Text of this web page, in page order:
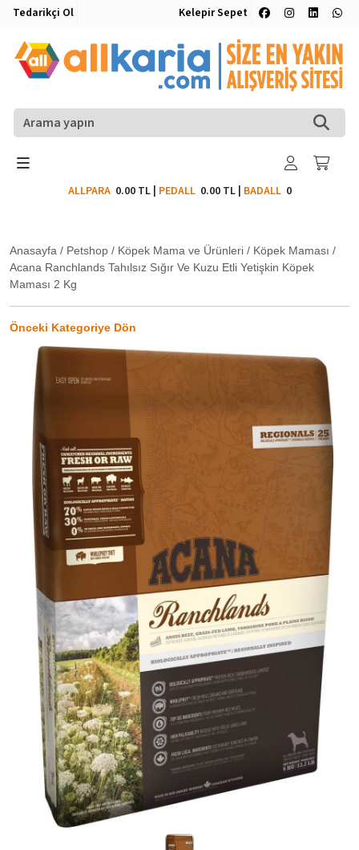
Tedarikçi Ol Kelepir Sepet
ALLPARA 0.00 TL| PEDALL 0.00 TL| BADALL0
Anasayfa / Petshop / Köpek Mama ve Ürünleri / Köpek Maması /
Acana Ranchlands Tahılsız Sığır Ve Kuzu Etli Yetişkin Köpek
Maması 2 Kg
Önceki Kategoriye Dön